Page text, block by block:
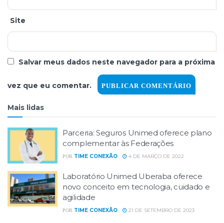
Site
Salvar meus dados neste navegador para a próxima
vez que eu comentar.
Mais lidas
Parceria: Seguros Unimed oferece plano
complementar às Federações
POR TIME CONEXÃO 4 DE MARÇO DE 2022
Laboratório Unimed Uberaba oferece
novo conceito em tecnologia, cuidado e
agilidade
POR TIME CONEXÃO 21 DE SETEMBRO DE 2023